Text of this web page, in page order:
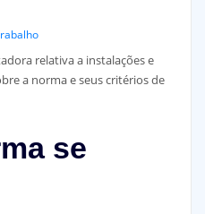
relativa a instalações e
a norma e seus critérios de
se